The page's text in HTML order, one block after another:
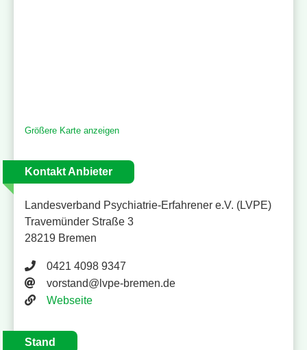
Größere Karte anzeigen
Kontakt Anbieter
Landesverband Psychiatrie-Erfahrener e.V. (LVPE)
Travemünder Straße 3
28219 Bremen
Telefonnummer 0421 4098 9347
0421 4098 9347
E-Mail-Adresse
vorstand@lvpe-bremen.de
Website
Webseite
Stand